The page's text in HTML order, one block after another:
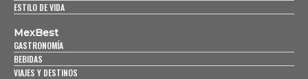
ESTILO DE VIDA
MexBest
GASTRONOMÍA
BEBIDAS
VIAJES Y DESTINOS